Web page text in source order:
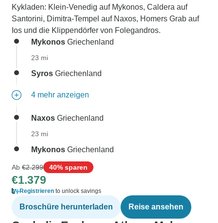
Kykladen: Klein-Venedig auf Mykonos, Caldera auf
Santorini, Dimitra-Tempel auf Naxos, Homers Grab auf
Ios und die Klippendörfer von Folegandros.
Mykonos Griechenland
23 mi
Syros Griechenland
4 mehr anzeigen
Naxos Griechenland
23 mi
Mykonos Griechenland
Ab €2.299 40% sparen
€1.379
Registrieren to unlock savings
Broschüre herunterladen Reise ansehen